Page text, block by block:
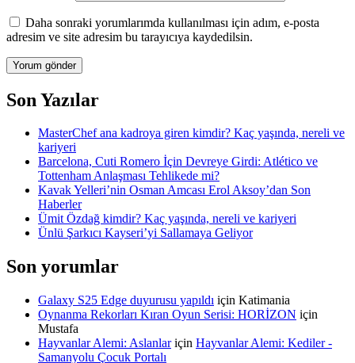
Daha sonraki yorumlarımda kullanılması için adım, e-posta
adresim ve site adresim bu tarayıcıya kaydedilsin.
Son Yazılar
MasterChef ana kadroya giren kimdir? Kaç yaşında, nereli ve
kariyeri
Barcelona, Cuti Romero İçin Devreye Girdi: Atlético ve
Tottenham Anlaşması Tehlikede mi?
Kavak Yelleri’nin Osman Amcası Erol Aksoy’dan Son
Haberler
Ümit Özdağ kimdir? Kaç yaşında, nereli ve kariyeri
Ünlü Şarkıcı Kayseri’yi Sallamaya Geliyor
Son yorumlar
Galaxy S25 Edge duyurusu yapıldı için Katimania
Oynanma Rekorları Kıran Oyun Serisi: HORİZON için
Mustafa
Hayvanlar Alemi: Aslanlariçin Hayvanlar Alemi: Kediler -
Samanyolu Çocuk Portalı